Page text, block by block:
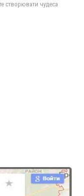
створювати чудеса